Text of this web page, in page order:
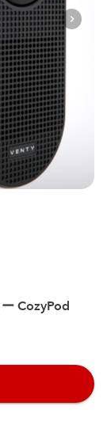
CozyPod